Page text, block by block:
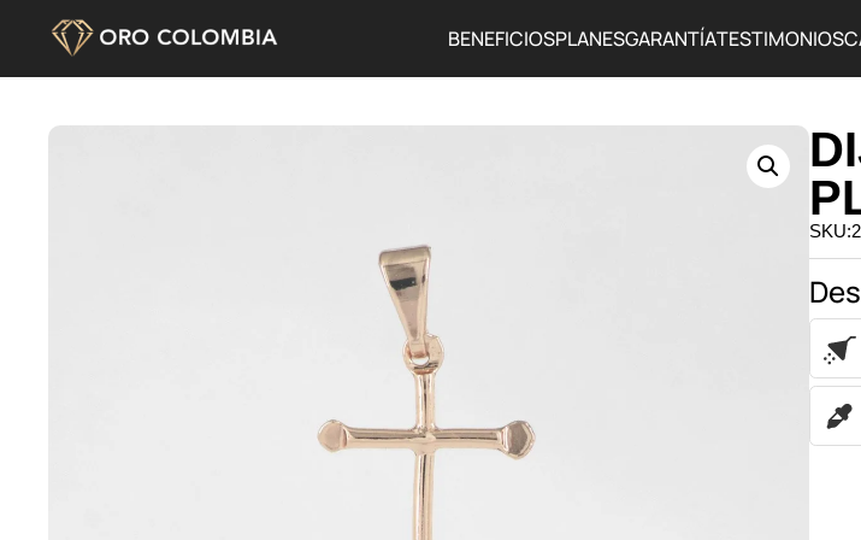
BENEFICIOSPLANESGARANTÍATESTIMONIOS